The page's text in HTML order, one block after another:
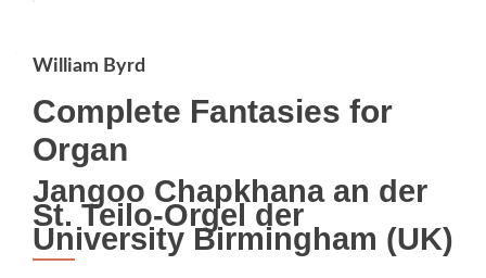
William Byrd
Complete Fantasies for
Organ
Jangoo Chapkhana an der
St. Teilo-Orgel der
University Birmingham (UK)